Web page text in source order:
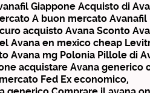
Giappone Acquisto di
A buon mercato Avanafil
acquisto Avana Sconto
Avana en mexico cheap
Avana mg Polonia Pillole di
acquistare Avana generico
Fed Ex economico,